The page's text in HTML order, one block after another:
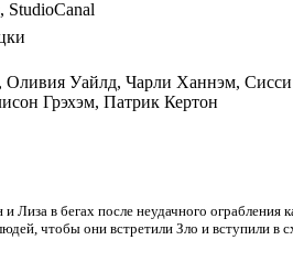
StudioCanal
, Оливия Уайлд, Чарли Ханнэм, Сисси Спейсек, Крис Кристофферсон, Джейсон Кавалье, Кевин Десфоссес, Ален
Грэхэм, Патрик Кертон
Лиза в бегах после неудачного
чтобы они встретили Зло и вступили в